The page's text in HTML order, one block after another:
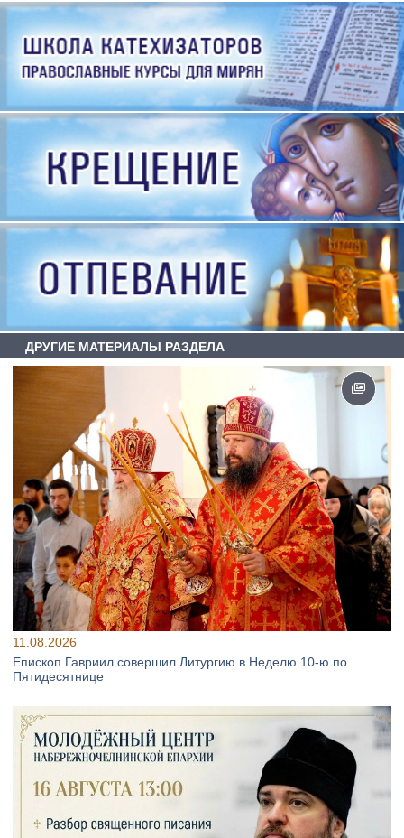
ДРУГИЕ МАТЕРИАЛЫ РАЗДЕЛА
11.08.2026
Епископ Гавриил совершил Литургию в Неделю 10‑ю по
Пятидесятнице